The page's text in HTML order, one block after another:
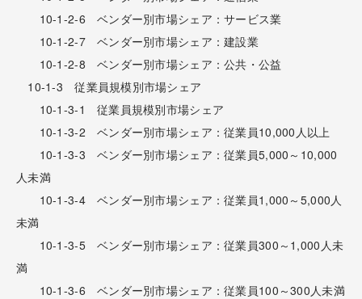
10-1-2-6 ベンダー別市場シェア：サービス業
10-1-2-7 ベンダー別市場シェア：建設業
10-1-2-8 ベンダー別市場シェア：公共・公益
10-1-3 従業員規模別市場シェア
10-1-3-1 従業員規模別市場シェア
10-1-3-2 ベンダー別市場シェア：従業員10,000人以上
10-1-3-3 ベンダー別市場シェア：従業員5,000～10,000
人未満
10-1-3-4 ベンダー別市場シェア：従業員1,000～5,000人
未満
10-1-3-5 ベンダー別市場シェア：従業員300～1,000人未
満
10-1-3-6 ベンダー別市場シェア：従業員100～300人未満